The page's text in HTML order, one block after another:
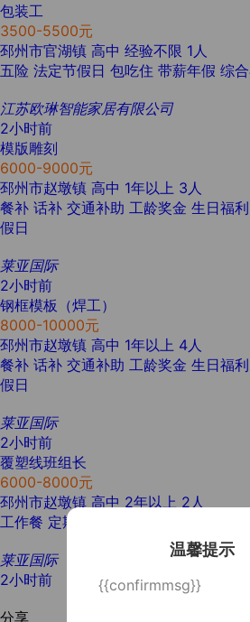
包装工
3500-5500元
邳州市官湖镇 高中 经验不限 1人
五险 法定节假日 包吃住 带薪年假 综
江苏欧琳智能家居有限公司
2小时前
模版雕刻
6000-9000元
邳州市赵墩镇 高中 1年以上 3人
餐补 话补 交通补助 工龄奖金 生日福利
假日
莱亚国际
2小时前
钢框模板（焊工）
8000-10000元
邳州市赵墩镇 高中 1年以上 4人
餐补 话补 交通补助 工龄奖金 生日福利
假日
莱亚国际
2小时前
覆塑线班组长
6000-8000元
邳州市赵墩镇 高中 2年以上 2人
工作餐 定期体检
莱亚国际
2小时前
分享
温馨提示
{{confirmmsg}}